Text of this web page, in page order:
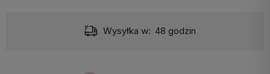
Wysyłka w: 48 godzin